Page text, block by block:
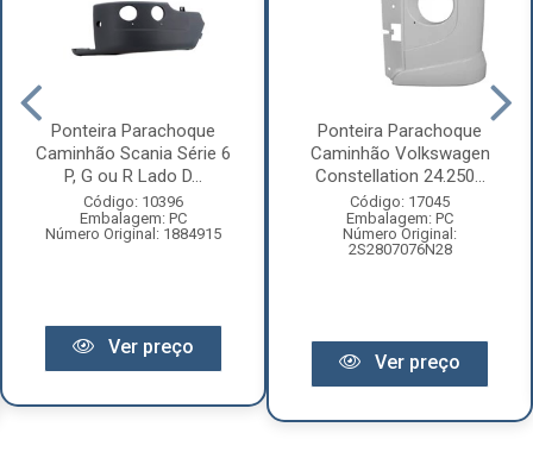
Ponteira Parachoque
Caminhão Scania Série 6
P, G ou R Lado D...
Código: 10396
Embalagem: PC
Número Original: 1884915
Ver preço
Ponteira Parachoque
Caminhão Volkswagen
Constellation 24.250...
Código: 17045
Embalagem: PC
Número Original:
2S2807076N28
Ver preço